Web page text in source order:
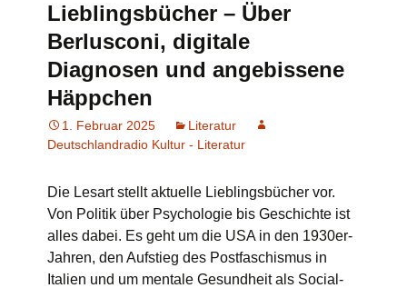
Lieblingsbücher – Über
Berlusconi, digitale
Diagnosen und angebissene
Häppchen
1. Februar 2025
Literatur
Deutschlandradio Kultur - Literatur
Die Lesart stellt aktuelle Lieblingsbücher vor.
Von Politik über Psychologie bis Geschichte ist
alles dabei. Es geht um die USA in den 1930er-
Jahren, den Aufstieg des Postfaschismus in
Italien und um mentale Gesundheit als Social-